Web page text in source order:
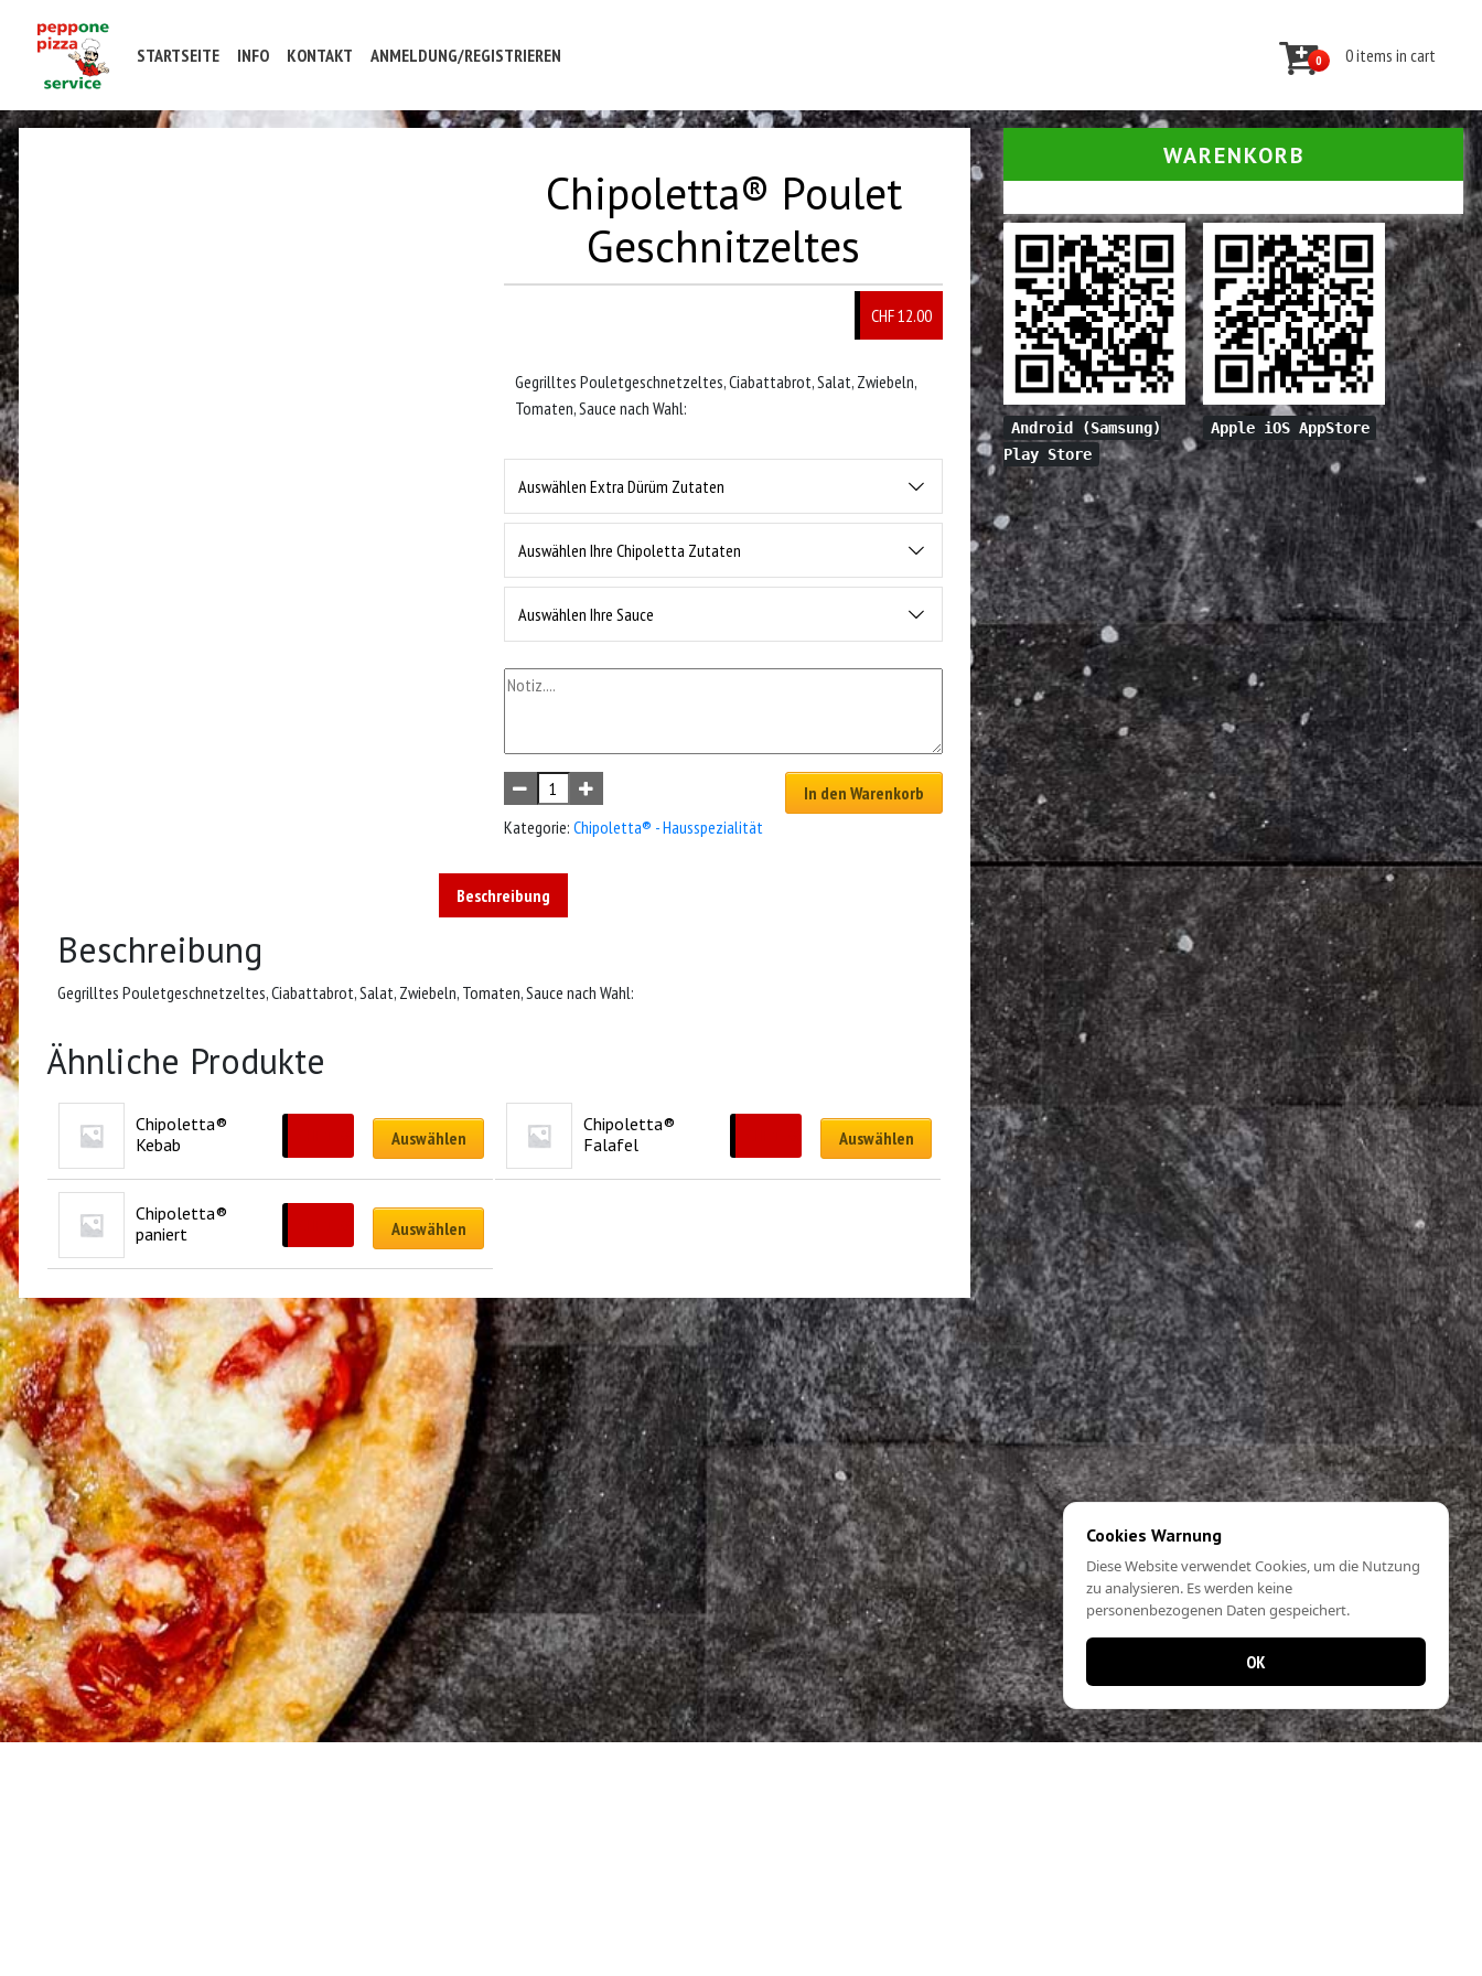
STARTSEITE INFO KONTAKT ANMELDUNG/REGISTRIEREN 0 0 items in cart
Chipoletta® Poulet
Geschnitzeltes
CHF 12.00
Gegrilltes Pouletgeschnetzeltes, Ciabattabrot, Salat, Zwiebeln,
Tomaten, Sauce nach Wahl:
Auswählen Extra Dürüm Zutaten
Auswählen Ihre Chipoletta Zutaten
Auswählen Ihre Sauce
In den Warenkorb
Kategorie: Chipoletta® - Hausspezialität
Beschreibung
Beschreibung
Gegrilltes Pouletgeschnetzeltes, Ciabattabrot, Salat, Zwiebeln, Tomaten, Sauce nach Wahl:
Ähnliche Produkte
Chipoletta®
Kebab
Auswählen
Chipoletta®
Falafel
Auswählen
Chipoletta®
paniert
Auswählen
WARENKORB
Android (Samsung)
Play Store
Apple iOS AppStore
Cookies Warnung
Diese Website verwendet Cookies, um die Nutzung
zu analysieren. Es werden keine
personenbezogenen Daten gespeichert.
OK